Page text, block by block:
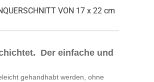
VON 17 x 22 cm
Der einfache und
gehandhabt werden, ohne